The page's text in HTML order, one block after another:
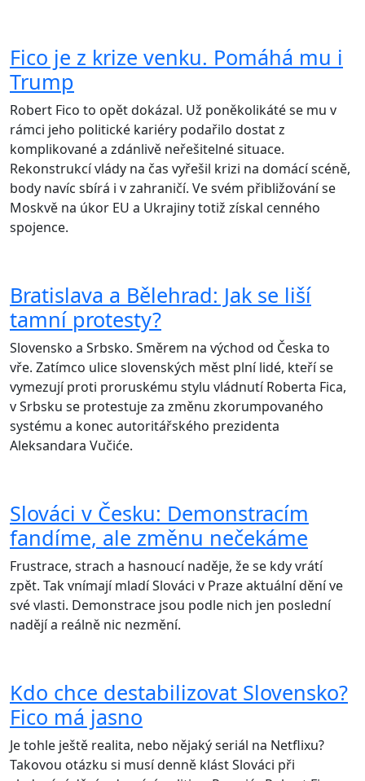
Fico je z krize venku. Pomáhá mu i
Trump
Robert Fico to opět dokázal. Už poněkolikáté se mu v
rámci jeho politické kariéry podařilo dostat z
komplikované a zdánlivě neřešitelné situace.
Rekonstrukcí vlády na čas vyřešil krizi na domácí scéně,
body navíc sbírá i v zahraničí. Ve svém přibližování se
Moskvě na úkor EU a Ukrajiny totiž získal cenného
spojence.
Bratislava a Bělehrad: Jak se liší
tamní protesty?
Slovensko a Srbsko. Směrem na východ od Česka to
vře. Zatímco ulice slovenských měst plní lidé, kteří se
vymezují proti proruskému stylu vládnutí Roberta Fica,
v Srbsku se protestuje za změnu zkorumpovaného
systému a konec autoritářského prezidenta
Aleksandara Vučiće.
Slováci v Česku: Demonstracím
fandíme, ale změnu nečekáme
Frustrace, strach a hasnoucí naděje, že se kdy vrátí
zpět. Tak vnímají mladí Slováci v Praze aktuální dění ve
své vlasti. Demonstrace jsou podle nich jen poslední
nadějí a reálně nic nezmění.
Kdo chce destabilizovat Slovensko?
Fico má jasno
Je tohle ještě realita, nebo nějaký seriál na Netflixu?
Takovou otázku si musí denně klást Slováci při